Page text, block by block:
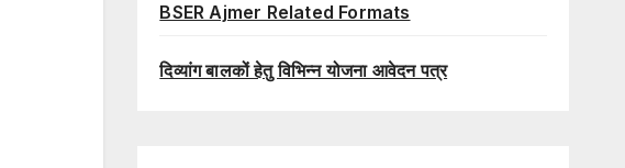
BSER Ajmer Related Formats
दिव्यांग बालकों हेतु विभिन्न योजना आवेदन पत्र